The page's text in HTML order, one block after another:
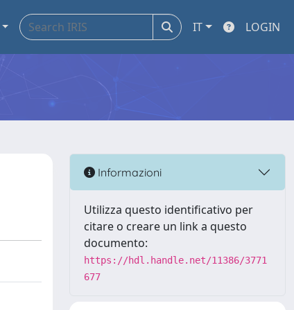
IT LOGIN
Informazioni
Utilizza questo identificativo per
citare o creare un link a questo
documento:
https://hdl.handle.net/11386/3771
677